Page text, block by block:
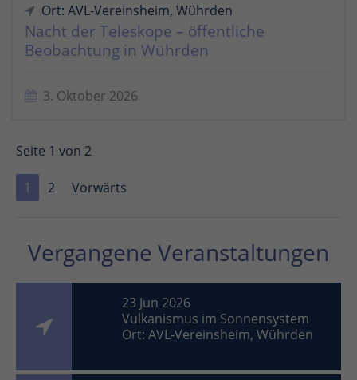
Ort: AVL-Vereinsheim, Wührden
Nacht der Teleskope – öffentliche
Beobachtung in Wührden
3. Oktober 2026
Seite 1 von 2
1 2 Vorwärts
Vergangene Veranstaltungen
23 Jun 2026
Vulkanismus im Sonnensystem
Ort: AVL-Vereinsheim, Wührden